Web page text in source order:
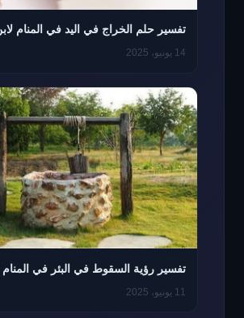
تفسير حلم الخراج في اليد في المنام
14 يونيو، 2025
تفسير رؤية السقوط في البئر في
11 يونيو، 2025